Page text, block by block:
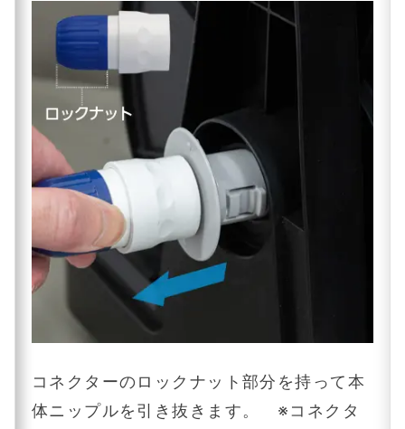
コネクターのロックナット部分を持って本
体ニップルを引き抜きます。 ※コネクタ